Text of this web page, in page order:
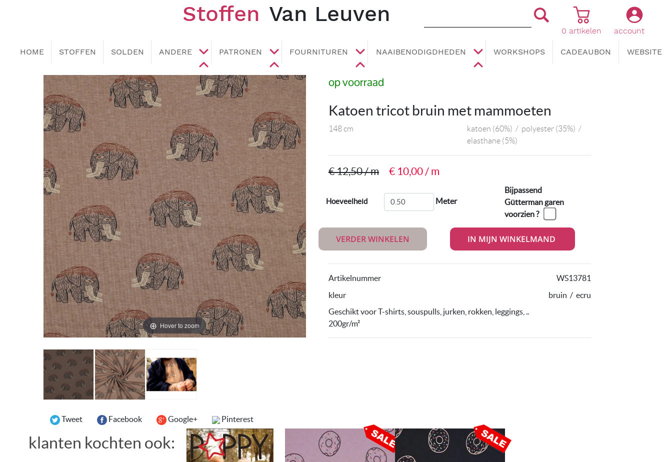
account
0 artikelen
Stoffen Van Leuven
HOME STOFFEN SOLDEN ANDERE PATRONEN FOURNITUREN NAAIBENODIGDHEDEN WORKSHOPS CADEAUBON WEBSITE
Hover to zoom
Tweet Facebook Google+ Pinterest
op voorraad
Katoen tricot bruin met mammoeten
148 cm katoen (60%) / polyester (35%) /
elasthane (5%)
€ 12,50 / m € 10,00 / m
Hoeveelheid Meter
Bijpassend
Gütterman garen
voorzien ?
VERDER WINKELEN
Artikelnummer
WS13781
kleur
bruin / ecru
Geschikt voor T-shirts, souspulls, jurken, rokken, leggings, ..
200gr/m²
klanten kochten ook: